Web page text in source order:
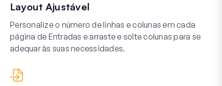
Layout Ajustável
Personalize o número de linhas e colunas em cada
página de Entradas e arraste e solte colunas para se
adequar às suas necessidades.